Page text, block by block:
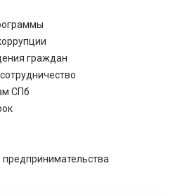
граждан
СПб